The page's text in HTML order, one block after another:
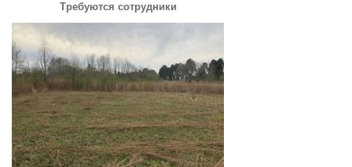
Требуются сотрудники